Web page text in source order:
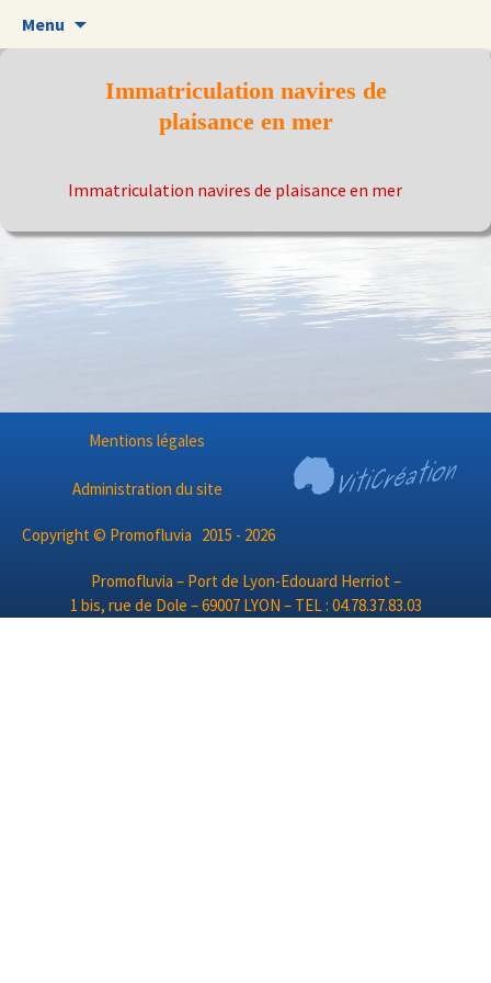
Menu
Immatriculation navires de
plaisance en mer
Immatriculation navires de plaisance en mer
Mentions légales
Administration du site
Copyright © Promofluvia 2015 - 2026
Promofluvia – Port de Lyon-Edouard Herriot –
1 bis, rue de Dole – 69007 LYON – TEL : 04.78.37.83.03